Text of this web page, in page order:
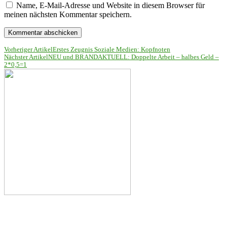
Name, E-Mail-Adresse und Website in diesem Browser für
meinen nächsten Kommentar speichern.
Vorheriger ArtikelErstes Zeugnis Soziale Medien: Kopfnoten
Nächster ArtikelNEU und BRANDAKTUELL: Doppelte Arbeit – halbes Geld –
2*0,5=1